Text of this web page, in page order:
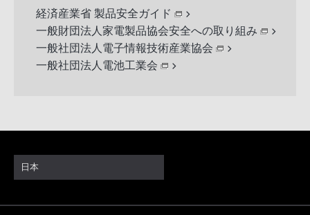
経済産業省 製品安全ガイド
一般財団法人家電製品協会安全への取り組み
一般社団法人電子情報技術産業協会
一般社団法人電池工業会
日本